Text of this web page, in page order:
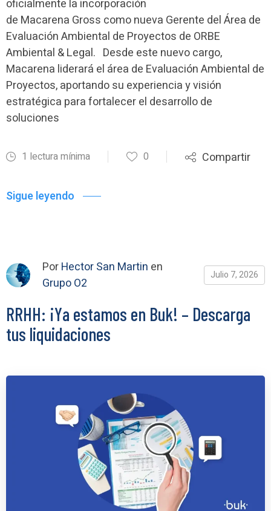
oficialmente la incorporación
de Macarena Gross como nueva Gerente del Área de
Evaluación Ambiental de Proyectos de ORBE
Ambiental & Legal. Desde este nuevo cargo,
Macarena liderará el área de Evaluación Ambiental de
Proyectos, aportando su experiencia y visión
estratégica para fortalecer el desarrollo de
soluciones
1 lectura mínima 0 Compartir
Sigue leyendo
PorHector San Martin en
Grupo O2
Julio 7, 2026
RRHH: ¡Ya estamos en Buk! – Descarga
tus liquidaciones